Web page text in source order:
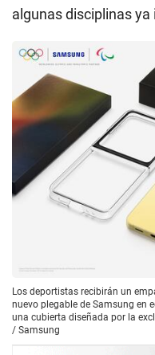
algunas disciplinas
Los deportistas recibirán un
nuevo plegable de Samsung en
una cubierta diseñada por la
/ Samsung